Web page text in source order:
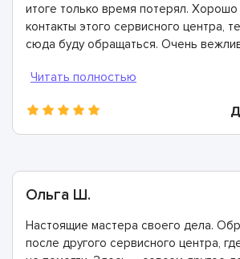
итоге только время потерял. Хорошо
контакты этого сервисного центра,
сюда буду обращаться. Очень
гарантию.
Ольга Ш.
Настоящие мастера своего дела.
после другого сервисного центра,